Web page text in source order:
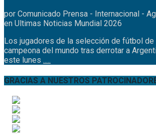
por Comunicado Prensa - Internacional -
en Ultimas Noticias Mundial 2026
Los jugadores de la selección de fútbol de
campeona del mundo tras derrotar a
este lunes .....
GRACIAS A NUESTROS